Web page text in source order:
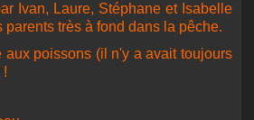
Ivan, Laure, Stéphane et Isabelle
très à fond dans la pêche.
poissons (il n'y a avait toujours
!